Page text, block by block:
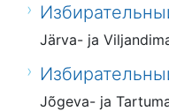
Järva- ja
Jõgeva- ja